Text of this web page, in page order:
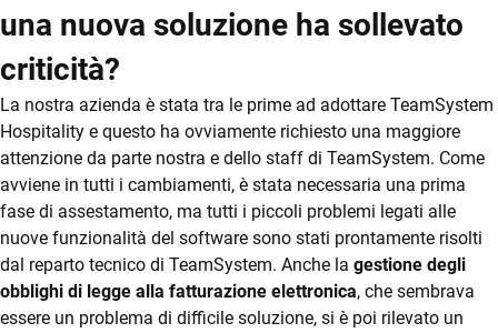
una nuova soluzione ha sollevato
criticità?
La nostra azienda è stata tra le prime ad adottare TeamSystem
Hospitality e questo ha ovviamente richiesto una maggiore
attenzione da parte nostra e dello staff di TeamSystem. Come
avviene in tutti i cambiamenti, è stata necessaria una prima
fase di assestamento, ma tutti i piccoli problemi legati alle
nuove funzionalità del software sono stati prontamente risolti
dal reparto tecnico di TeamSystem. Anche la gestione degli
obblighi di legge alla fatturazione elettronica, che sembrava
essere un problema di difficile soluzione, si è poi rilevato un